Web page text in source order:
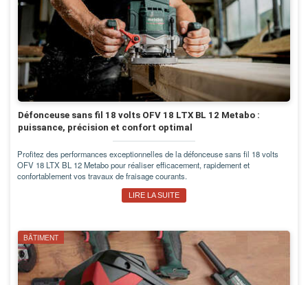
Défonceuse sans fil 18 volts OFV 18 LTX BL 12 Metabo :
puissance, précision et confort optimal
Profitez des performances exceptionnelles de la défonceuse sans fil 18 volts
OFV 18 LTX BL 12 Metabo pour réaliser efficacement, rapidement et
confortablement vos travaux de fraisage courants.
LIRE LA SUITE
BÂTIMENT